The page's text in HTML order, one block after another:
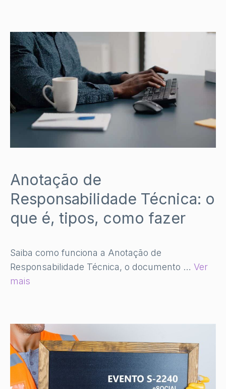
Anotação de
Responsabilidade Técnica: o
que é, tipos, como fazer
Saiba como funciona a Anotação de
Responsabilidade Técnica, o documento … Ver
mais